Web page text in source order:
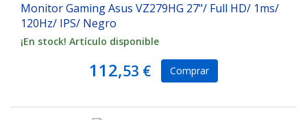
Monitor Gaming Asus VZ279HG 27"/ Full HD/ 1ms/
120Hz/ IPS/ Negro
¡En stock! Artículo disponible
112,53 € Comprar